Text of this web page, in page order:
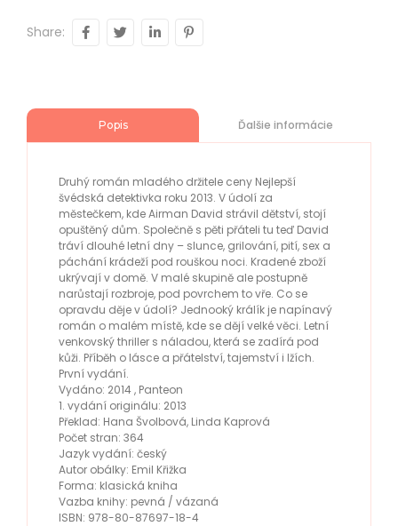
Share:
Popis Ďalšie informácie
Druhý román mladého držitele ceny Nejlepší
švédská detektivka roku 2013. V údolí za
městečkem, kde Airman David strávil dětství, stojí
opuštěný dům. Společně s pěti přáteli tu teď David
tráví dlouhé letní dny – slunce, grilování, pití, sex a
páchání krádeží pod rouškou noci. Kradené zboží
ukrývají v domě. V malé skupině ale postupně
narůstají rozbroje, pod povrchem to vře. Co se
opravdu děje v údolí? Jednooký králík je napínavý
román o malém místě, kde se dějí velké věci. Letní
venkovský thriller s náladou, která se zadírá pod
kůži. Příběh o lásce a přátelství, tajemství i lžích.
První vydání.
Vydáno: 2014 , Panteon
1. vydání originálu: 2013
Překlad: Hana Švolbová, Linda Kaprová
Počet stran: 364
Jazyk vydání: český
Autor obálky: Emil Křižka
Forma: klasická kniha
Vazba knihy: pevná / vázaná
ISBN: 978-80-87697-18-4